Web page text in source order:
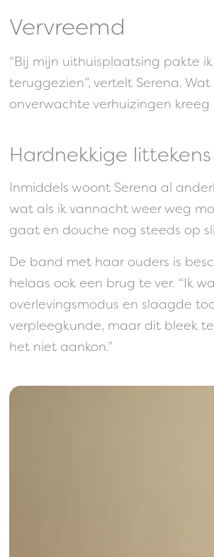
Vervreemd
“Bij mijn uithuisplaatsing pakte
teruggezien”, vertelt Serena.
onverwachte verhuizingen kreeg
Hardnekkige littekens
Inmiddels woont Serena al
wat als ik vannacht weer weg
gaat en douche nog steeds op
De band met haar ouders is
helaas ook een brug te ver. “Ik
overlevingsmodus en slaagde
verpleegkunde, maar dit bleek
het niet aankon.”